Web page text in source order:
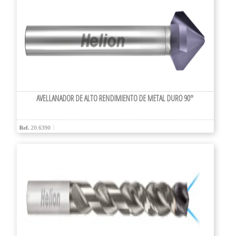
AVELLANADOR DE ALTO RENDIMIENTO DE METAL DURO 90°
Ref. 20.6390